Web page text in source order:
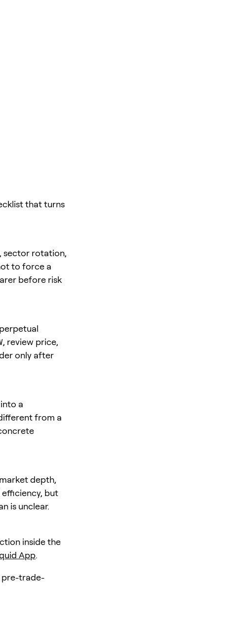
that turns
sector rotation,
to force a
before risk
, review price,
only after
a
from a
depth,
but
is unclear.
inside the
App.
pre-trade-